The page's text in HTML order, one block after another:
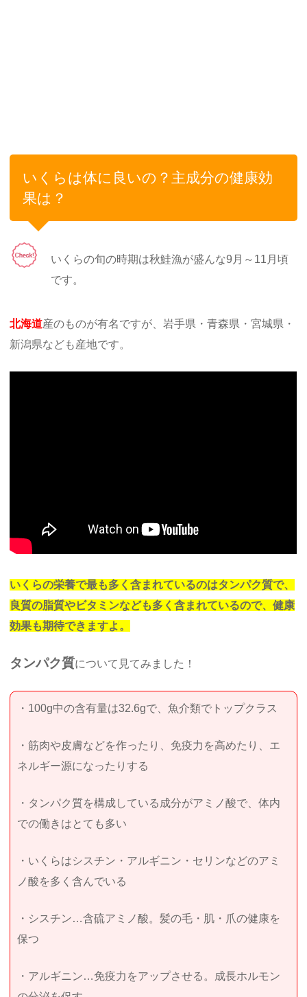
いくらは体に良いの？主成分の健康効
果は？
いくらの旬の時期は秋鮭漁が盛んな9月～11月頃
です。
北海道産のものが有名ですが、岩手県・青森県・宮城県・
新潟県なども産地です。
いくらの栄養で最も多く含まれているのはタンパク質で、
良質の脂質やビタミンなども多く含まれているので、健康
効果も期待できますよ。
タンパク質について見てみました！
・100g中の含有量は32.6gで、魚介類でトップクラス
・筋肉や皮膚などを作ったり、免疫力を高めたり、エ
ネルギー源になったりする
・タンパク質を構成している成分がアミノ酸で、体内
での働きはとても多い
・いくらはシスチン・アルギニン・セリンなどのアミ
ノ酸を多く含んでいる
・シスチン…含硫アミノ酸。髪の毛・肌・爪の健康を
保つ
・アルギニン…免疫力をアップさせる。成長ホルモン